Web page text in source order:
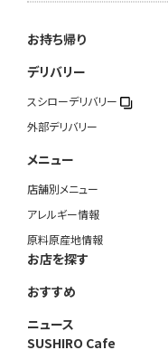
お持ち帰り
デリバリー
スシローデリバリー
外部デリバリー
メニュー
店舗別メニュー
アレルギー情報
原料原産地情報
お店を探す
おすすめ
ニュース
SUSHIRO Cafe